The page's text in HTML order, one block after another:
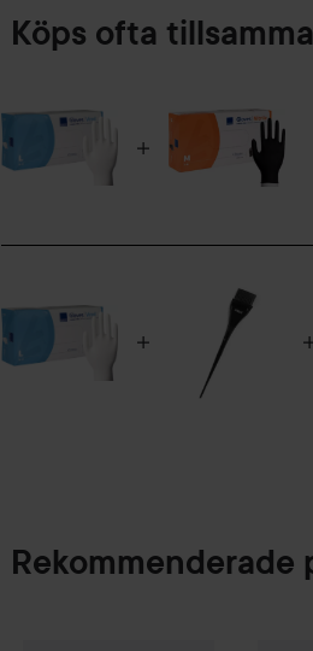
Köps ofta
Rekommenderade